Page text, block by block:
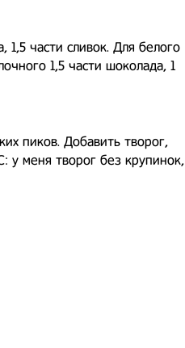
части сливок. Для белого
1,5 части шоколада, 1
пиков. Добавить творог,
у меня творог без крупинок,